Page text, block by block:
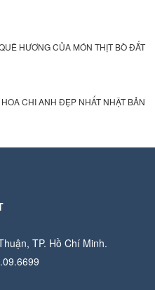
HƯƠNG CỦA MÓN THỊT BÒ ĐẮT
CHI ANH ĐẸP NHẤT NHẬT BẢN
TP. Hồ Chí Minh.